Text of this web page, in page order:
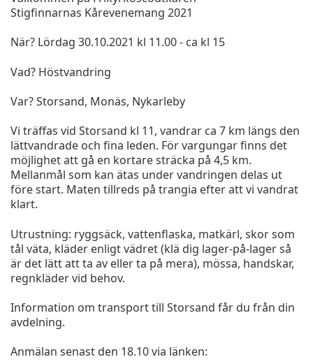
Stigfinnarnas Kårevenemang 2021
När? Lördag 30.10.2021 kl 11.00 - ca kl 15
Vad? Höstvandring
Var? Storsand, Monäs, Nykarleby
Vi träffas vid Storsand kl 11, vandrar ca 7 km längs den
lättvandrade och fina leden. För vargungar finns det
möjlighet att gå en kortare sträcka på 4,5 km.
Mellanmål som kan ätas under vandringen delas ut
före start. Maten tillreds på trangia efter att vi vandrat
klart.
Utrustning: ryggsäck, vattenflaska, matkärl, skor som
tål väta, kläder enligt vädret (klä dig lager-på-lager så
är det lätt att ta av eller ta på mera), mössa, handskar,
regnkläder vid behov.
Information om transport till Storsand får du från din
avdelning.
Anmälan senast den 18.10 via länken: